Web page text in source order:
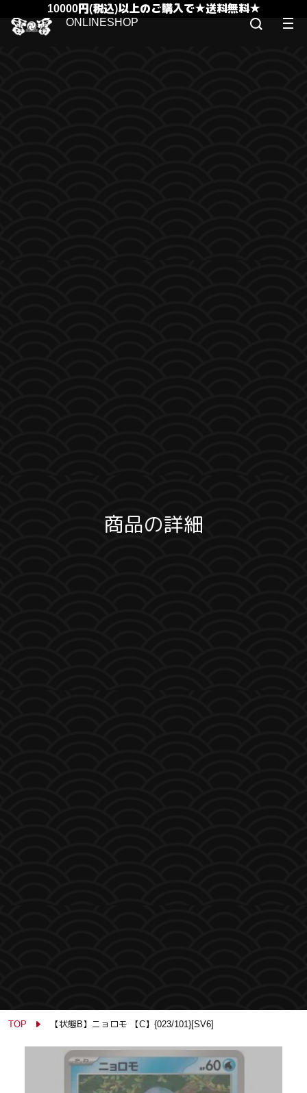
10000円(税込)以上のご購入で★送料無料★
商品の詳細
TOP 【状態B】ニョロモ 【C】{023/101}[SV6]
ONLINESHOP